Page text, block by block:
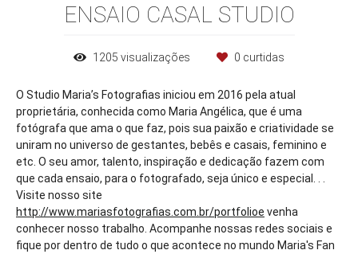
ENSAIO CASAL STUDIO
1205 visualizações 0 curtidas
O Studio Maria’s Fotografias iniciou em 2016 pela atual
proprietária, conhecida como Maria Angélica, que é uma
fotógrafa que ama o que faz, pois sua paixão e criatividade se
uniram no universo de gestantes, bebês e casais, feminino e
etc. O seu amor, talento, inspiração e dedicação fazem com
que cada ensaio, para o fotografado, seja único e especial. . .
Visite nosso site
http://www.mariasfotografias.com.br/portfolioe venha
conhecer nosso trabalho. Acompanhe nossas redes sociais e
fique por dentro de tudo o que acontece no mundo Maria's Fan